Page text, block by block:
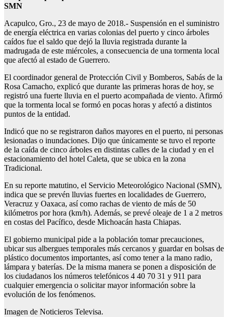
SMN
Acapulco, Gro., 23 de mayo de 2018.- Suspensión en el suministro
de energía eléctrica en varias colonias del puerto y cinco árboles
caídos fue el saldo que dejó la lluvia registrada durante la
madrugada de este miércoles, a consecuencia de una tormenta local
que afectó al estado de Guerrero.
El coordinador general de Protección Civil y Bomberos, Sabás de la
Rosa Camacho, explicó que durante las primeras horas de hoy, se
registró una fuerte lluvia en el puerto acompañada de viento. Afirmó
que la tormenta local se formó en pocas horas y afectó a distintos
puntos de la entidad.
Indicó que no se registraron daños mayores en el puerto, ni personas
lesionadas o inundaciones. Dijo que únicamente se tuvo el reporte
de la caída de cinco árboles en distintas calles de la ciudad y en el
estacionamiento del hotel Caleta, que se ubica en la zona
Tradicional.
En su reporte matutino, el Servicio Meteorológico Nacional (SMN),
indica que se prevén lluvias fuertes en localidades de Guerrero,
Veracruz y Oaxaca, así como rachas de viento de más de 50
kilómetros por hora (km/h). Además, se prevé oleaje de 1 a 2 metros
en costas del Pacífico, desde Michoacán hasta Chiapas.
El gobierno municipal pide a la población tomar precauciones,
ubicar sus albergues temporales más cercanos y guardar en bolsas de
plástico documentos importantes, así como tener a la mano radio,
lámpara y baterías. De la misma manera se ponen a disposición de
los ciudadanos los números telefónicos 4 40 70 31 y 911 para
cualquier emergencia o solicitar mayor información sobre la
evolución de los fenómenos.
Imagen de Noticieros Televisa.